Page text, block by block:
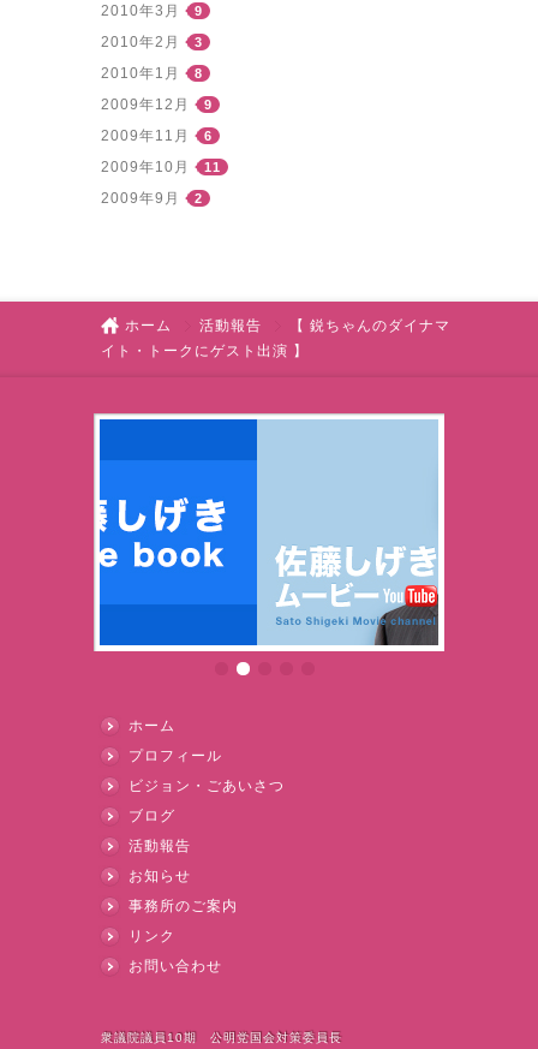
2010年3月 9
2010年2月 3
2010年1月 8
2009年12月 9
2009年11月 6
2009年10月 11
2009年9月 2
ホーム 活動報告
【 鋭ちゃんのダイナマ
イト・トークにゲスト出演 】
ホーム
プロフィール
ビジョン・ごあいさつ
ブログ
活動報告
お知らせ
事務所のご案内
リンク
お問い合わせ
衆議院議員10期 公明党国会対策委員長